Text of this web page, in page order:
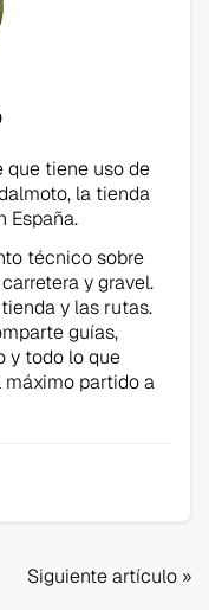
que tiene uso de
la tienda
España.
técnico sobre
y gravel.
y las rutas.
guías,
y todo lo que
partido a
Siguiente artículo »